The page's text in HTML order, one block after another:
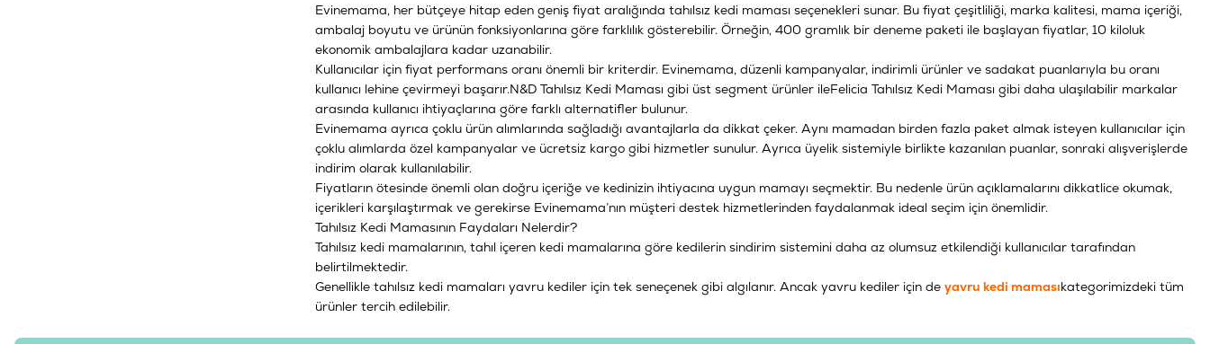
Evinemama, her bütçeye hitap eden geniş fiyat aralığında tahılsız kedi maması seçenekleri sunar. Bu fiyat çeşitliliği, marka kalitesi, mama içeriği,
ambalaj boyutu ve ürünün fonksiyonlarına göre farklılık gösterebilir. Örneğin, 400 gramlık bir deneme paketi ile başlayan fiyatlar, 10 kiloluk
ekonomik ambalajlara kadar uzanabilir.
Kullanıcılar için fiyat performans oranı önemli bir kriterdir. Evinemama, düzenli kampanyalar, indirimli ürünler ve sadakat puanlarıyla bu oranı
kullanıcı lehine çevirmeyi başarır.N&D Tahılsız Kedi Maması gibi üst segment ürünler ileFelicia Tahılsız Kedi Maması gibi daha ulaşılabilir markalar
arasında kullanıcı ihtiyaçlarına göre farklı alternatifler bulunur.
Evinemama ayrıca çoklu ürün alımlarında sağladığı avantajlarla da dikkat çeker. Aynı mamadan birden fazla paket almak isteyen kullanıcılar için
çoklu alımlarda özel kampanyalar ve ücretsiz kargo gibi hizmetler sunulur. Ayrıca üyelik sistemiyle birlikte kazanılan puanlar, sonraki alışverişlerde
indirim olarak kullanılabilir.
Fiyatların ötesinde önemli olan doğru içeriğe ve kedinizin ihtiyacına uygun mamayı seçmektir. Bu nedenle ürün açıklamalarını dikkatlice okumak,
içerikleri karşılaştırmak ve gerekirse Evinemama’nın müşteri destek hizmetlerinden faydalanmak ideal seçim için önemlidir.
Tahılsız Kedi Mamasının Faydaları Nelerdir?
Tahılsız kedi mamalarının, tahıl içeren kedi mamalarına göre kedilerin sindirim sistemini daha az olumsuz etkilendiği kullanıcılar tarafından
belirtilmektedir.
Genellikle tahılsız kedi mamaları yavru kediler için tek seneçenek gibi algılanır. Ancak yavru kediler için de yavru kedi mamasıkategorimizdeki tüm
ürünler tercih edilebilir.